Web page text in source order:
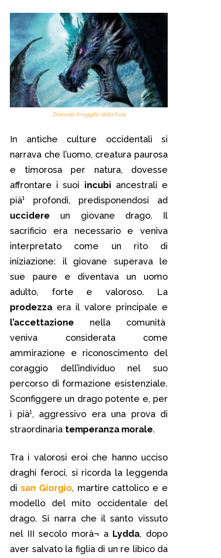
Draconis: il ruggito della furia
In antiche culture occidentali si
narrava che l’uomo, creatura paurosa
e timorosa per natura, dovesse
affrontare i suoi incubi ancestrali e
pià¹ profondi, predisponendosi ad
uccidere un giovane drago. Il
sacrificio era necessario e veniva
interpretato come un rito di
iniziazione: il giovane superava le
sue paure e diventava un uomo
adulto, forte e valoroso. La
prodezza era il valore principale e
l’accettazione nella comunità
veniva considerata come
ammirazione e riconoscimento del
coraggio dell’individuo nel suo
percorso di formazione esistenziale.
Sconfiggere un drago potente e, per
i pià¹, aggressivo era una prova di
straordinaria temperanza morale.
Tra i valorosi eroi che hanno ucciso
draghi feroci, si ricorda la leggenda
di san Giorgio, martire cattolico e e
modello del mito occidentale del
drago. Si narra che il santo vissuto
nel III secolo morà¬ a Lydda, dopo
aver salvato la figlia di un re libico da